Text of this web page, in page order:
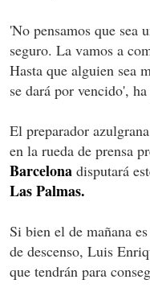
'No pensamos que sea
seguro. La vamos a
Hasta que alguien sea
se dará por vencido',
El preparador
en la rueda de prensa
Barcelona disputará
Las Palmas.
Si bien el de mañana
de descenso, Luis
que tendrán para